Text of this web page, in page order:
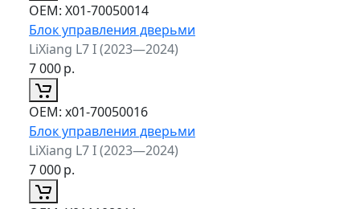
ОЕМ: X01-70050014
Блок управления дверьми
LiXiang L7 I (2023—2024)
7 000р.
ОЕМ: x01-70050016
Блок управления дверьми
LiXiang L7 I (2023—2024)
7 000р.